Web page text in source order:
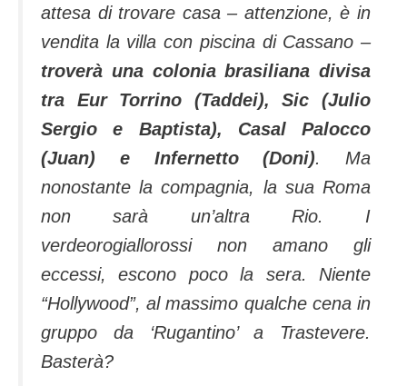
attesa di trovare casa – attenzione, è in
vendita la villa con piscina di Cassano –
troverà una colonia brasiliana divisa
tra Eur Torrino (Taddei), Sic (Julio
Sergio e Baptista), Casal Palocco
(Juan) e Infernetto (Doni). Ma
nonostante la compagnia, la sua Roma
non sarà un’altra Rio. I
verdeorogiallorossi non amano gli
eccessi, escono poco la sera. Niente
“Hollywood”, al massimo qualche cena in
gruppo da ‘Rugantino’ a Trastevere.
Basterà?